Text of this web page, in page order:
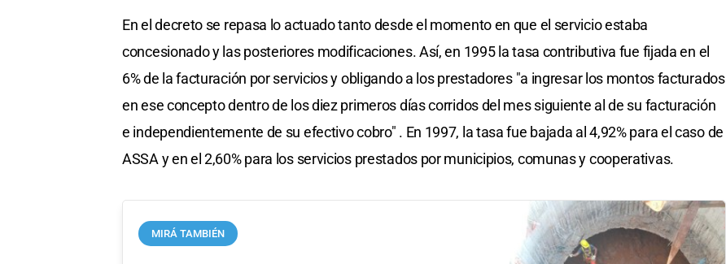
En el decreto se repasa lo actuado tanto desde el momento en que el servicio estaba
concesionado y las posteriores modificaciones. Así, en 1995 la tasa contributiva fue fijada en el
6% de la facturación por servicios y obligando a los prestadores "a ingresar los montos facturados
en ese concepto dentro de los diez primeros días corridos del mes siguiente al de su facturación
e independientemente de su efectivo cobro" . En 1997, la tasa fue bajada al 4,92% para el caso de
ASSA y en el 2,60% para los servicios prestados por municipios, comunas y cooperativas.
MIRÁ TAMBIÉN